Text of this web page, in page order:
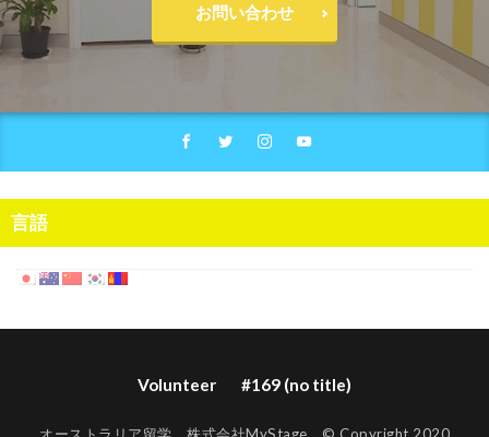
お問い合わせ
言語
Volunteer #169 (no title)
オーストラリア留学 株式会社MyStage © Copyright 2020